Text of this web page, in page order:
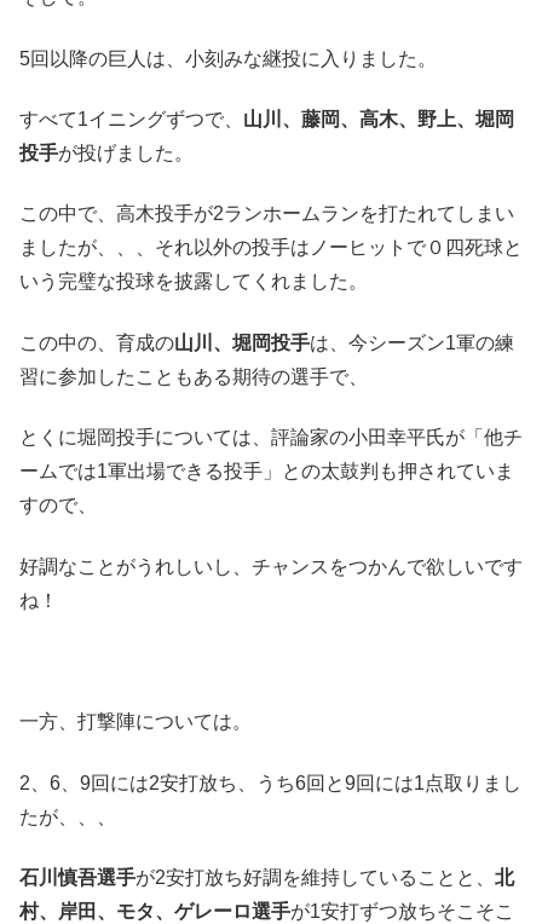
5回以降の巨人は、小刻みな継投に入りました。
すべて1イニングずつで、 山川、藤岡、高木、野上、堀岡
投手が投げました。
この中で、高木投手が2ランホームランを打たれてしまい
ましたが、、、それ以外の投手はノーヒットで０四死球と
いう完璧な投球を披露してくれました。
この中の、育成の山川、堀岡投手は、今シーズン1軍の練
習に参加したこともある期待の選手で、
とくに堀岡投手については、評論家の小田幸平氏が「他チ
ームでは1軍出場できる投手」との太鼓判も押されていま
すので、
好調なことがうれしいし、チャンスをつかんで欲しいです
ね！
一方、打撃陣については。
2、6、9回には2安打放ち、うち6回と9回には1点取りまし
たが、、、
石川慎吾選手が2安打放ち好調を維持していることと、 北
村、岸田、モタ、ゲレーロ選手が1安打ずつ放ちそこそこ